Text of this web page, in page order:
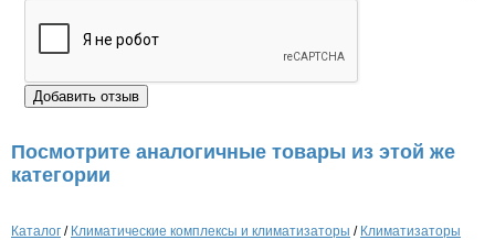
Посмотрите аналогичные товары из этой же
категории
Каталог / Климатические комплексы и климатизаторы / Климатизаторы